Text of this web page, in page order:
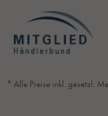
* Alle Preise inkl. gesetzl.